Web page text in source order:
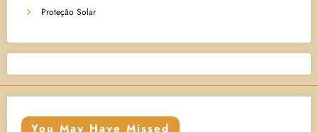
Proteção Solar
You May Have Missed